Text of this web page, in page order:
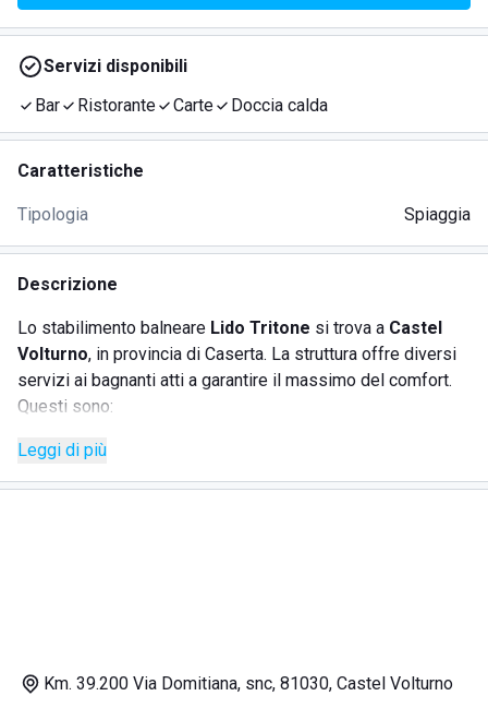
Servizi disponibili
Bar
Ristorante Carte Doccia calda
Caratteristiche
Tipologia Spiaggia
Descrizione
Lo stabilimento balneare Lido Tritone si trova a Castel
Volturno, in provincia di Caserta. La struttura offre diversi
servizi ai bagnanti atti a garantire il massimo del comfort.
Questi sono:
Leggi di più
Km. 39.200 Via Domitiana, snc, 81030, Castel Volturno